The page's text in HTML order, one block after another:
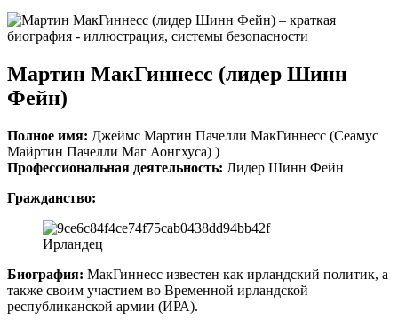
Мартин МакГиннесс (лидер Шинн
Фейн)
Полное имя: Джеймс Мартин Пачелли МакГиннесс (Сеамус
Майртин Пачелли Маг Аонгхуса) )
Профессиональная деятельность: Лидер Шинн Фейн
Гражданство:
Ирландец
Биография: МакГиннесс известен как ирландский политик, а
также своим участием во Временной ирландской
республиканской армии (ИРА).